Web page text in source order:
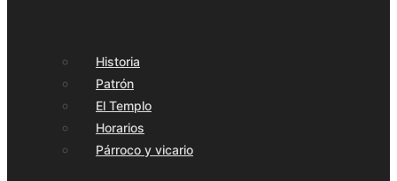
Historia
Patrón
El Templo
Horarios
Párroco y vicario